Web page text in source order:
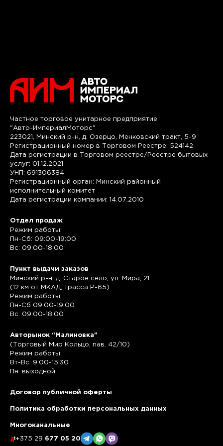
Частное торговое унитарное предприятие
"Авто-ИмпериалМоторс"
223021, Минский р-н, д. Озерцо, Менковский тракт, 5-9
Регистрационный номер в Торговом Реестре: 524142
Дата регистрации в Торговом реестре/Реестре бытовых
услуг: 01.12.2021
УНП: 691306384
Регистрационный орган: Минский районный
исполнительный комитет
Дата регистрации компании: 14.07.2010
Отдел продаж
Режим работы:
Пн-Сб: 09:00-19:00
Вс: 09:00-18:00
Пункт выдачи заказов
Минский р-н, д. Старое село, ул. Мира, 21
(12 км от МКАД, трасса P-65)
Режим работы:
Пн-Сб 09:00-19:00
Вс: 09:00-18:00
Авторынок “Малиновка”
(Торговый Мир Кольцо, пав. 42/10)
Режим работы:
Вт-Вс: 9:00-15:30
Пн: выходной
Договор публичной оферты
Политика обработки персональных данных
Многоканальные
+375 29 677 05 20